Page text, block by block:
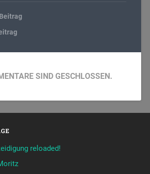
SIND GESCHLOSSEN.
reloaded!